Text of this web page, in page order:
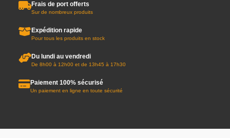
Frais de port offerts
Sur de nombreux produits
Expédition rapide
Pour tous les produits en stock
Du lundi au vendredi
De 8h00 à 12h00 et de 13h45 à 17h30
Paiement 100% sécurisé
Un paiement en ligne en toute sécurité